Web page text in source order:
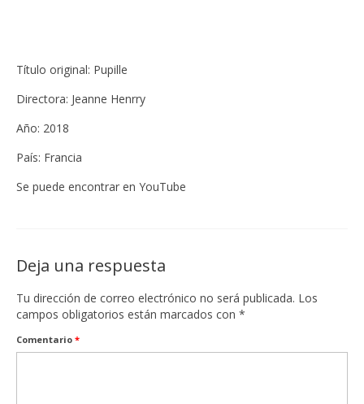
Título original: Pupille
Directora: Jeanne Henrry
Año: 2018
País: Francia
Se puede encontrar en YouTube
Deja una respuesta
Tu dirección de correo electrónico no será publicada. Los
campos obligatorios están marcados con *
Comentario *